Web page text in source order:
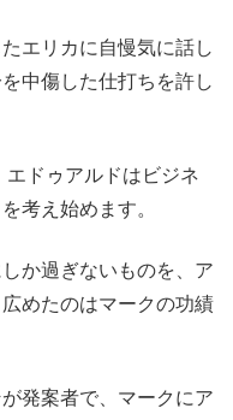
エリカに自慢気に話し
中傷した仕打ちを許し
ドゥアルドはビジネ
考え始めます。
か過ぎないものを、ア
めたのはマークの功績
発案者で、マークにア